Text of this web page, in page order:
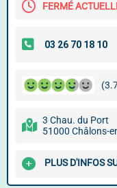
FERMÉ
3 Chau. du Port
51000 Châlons-
PLUS D'INFOS